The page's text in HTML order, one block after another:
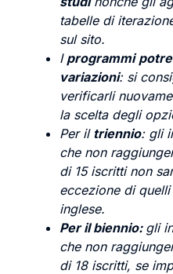
tabelle di
sul sito.
I programmi
variazioni: si
verificarli
la scelta degli
Per il triennio: gli
che non
di 15 iscritti non
eccezione di
inglese.
Per il biennio: gli
che non
di 18 iscritti, se